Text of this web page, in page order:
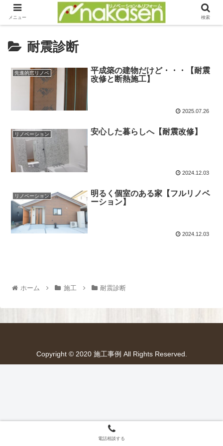
耐震診断
先進的窓リノベ
平成築の建物だけど・・・【耐震
改修と断熱施工】
2025.07.26
リノベーション 安心した暮らしへ【耐震改修】
2024.12.03
リノベーション
明るく個室のある家【フルリノベ
ーション】
2024.12.03
ホーム 施工 耐震診断
Copyright © 2020 施工事例 All Rights Reserved.
メニュー 検索
電話相談する